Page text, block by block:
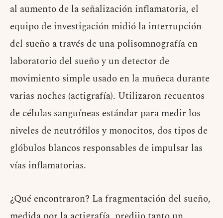
al aumento de la señalización inflamatoria, el
equipo de investigación midió la interrupción
del sueño a través de una polisomnografía en
laboratorio del sueño y un detector de
movimiento simple usado en la muñeca durante
varias noches (actigrafía). Utilizaron recuentos
de células sanguíneas estándar para medir los
niveles de neutrófilos y monocitos, dos tipos de
glóbulos blancos responsables de impulsar las
vías inflamatorias.
¿Qué encontraron? La fragmentación del sueño,